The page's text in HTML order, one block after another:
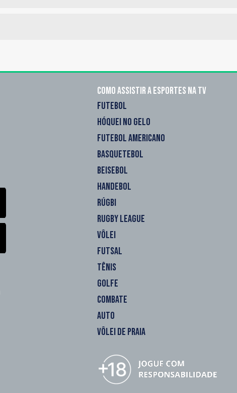
Como assistir a esportes na TV
FUTEBOL
HÓQUEI NO GELO
FUTEBOL AMERICANO
BASQUETEBOL
BEISEBOL
HANDEBOL
RÚGBI
RUGBY LEAGUE
VÔLEI
FUTSAL
TÊNIS
GOLFE
COMBATE
AUTO
VÔLEI DE PRAIA